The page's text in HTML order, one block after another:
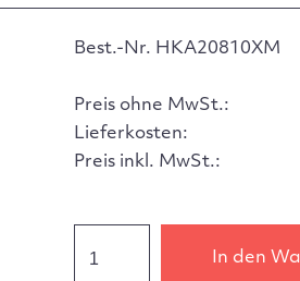
Best.-Nr. HKA20810XM
Preis ohne MwSt.:
Lieferkosten:
Preis inkl. MwSt.:
In den